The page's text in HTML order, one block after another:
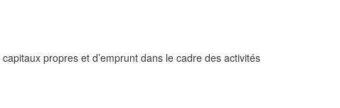
propres et d’emprunt dans le cadre des activités